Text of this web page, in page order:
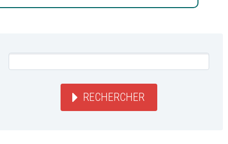
RECHERCHER